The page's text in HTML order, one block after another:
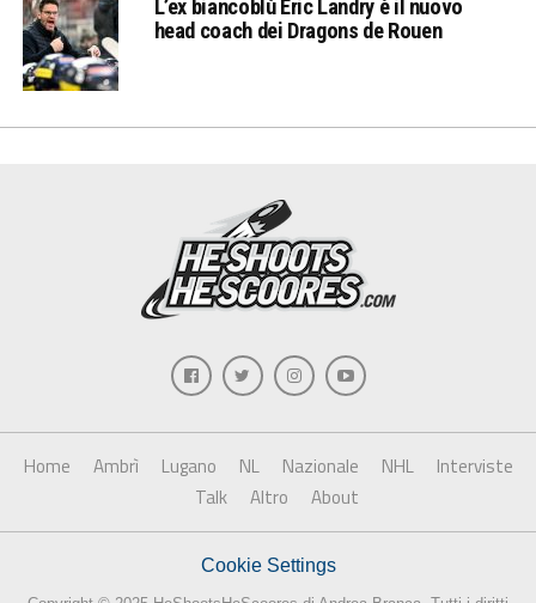
L’ex biancoblù Eric Landry è il nuovo
head coach dei Dragons de Rouen
Home Ambrì Lugano NL Nazionale NHL
Interviste
Talk
Altro About
Cookie Settings